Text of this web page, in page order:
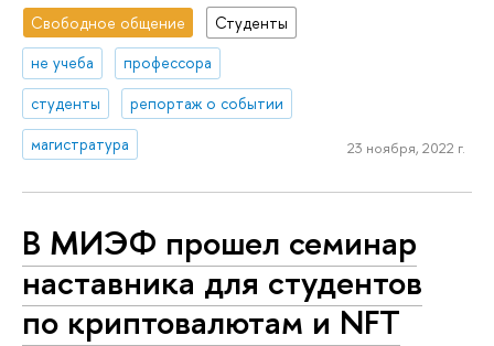
Свободное общение
Студенты
не учеба
профессора
студенты
репортаж о событии
магистратура
23 ноября, 2022 г.
В МИЭФ прошел семинар
наставника для студентов
по криптовалютам и NFT